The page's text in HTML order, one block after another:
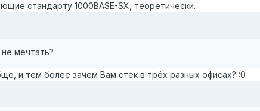
стандарту 1000BASE-SX, теоретически.
мечтать?
и тем более зачем Вам стек в трёх разных офисах? :0